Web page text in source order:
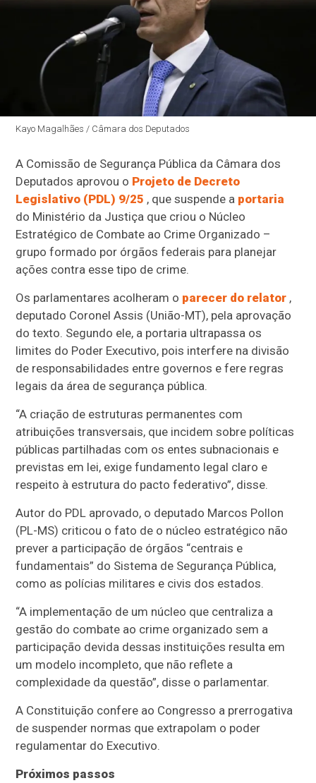
Kayo Magalhães / Câmara dos Deputados
A Comissão de Segurança Pública da Câmara dos
Deputados aprovou o Projeto de Decreto
Legislativo (PDL) 9/25 , que suspende a portaria
do Ministério da Justiça que criou o Núcleo
Estratégico de Combate ao Crime Organizado –
grupo formado por órgãos federais para planejar
ações contra esse tipo de crime.
Os parlamentares acolheram o parecer do relator ,
deputado Coronel Assis (União-MT), pela aprovação
do texto. Segundo ele, a portaria ultrapassa os
limites do Poder Executivo, pois interfere na divisão
de responsabilidades entre governos e fere regras
legais da área de segurança pública.
“A criação de estruturas permanentes com
atribuições transversais, que incidem sobre políticas
públicas partilhadas com os entes subnacionais e
previstas em lei, exige fundamento legal claro e
respeito à estrutura do pacto federativo”, disse.
Autor do PDL aprovado, o deputado Marcos Pollon
(PL-MS) criticou o fato de o núcleo estratégico não
prever a participação de órgãos “centrais e
fundamentais” do Sistema de Segurança Pública,
como as polícias militares e civis dos estados.
“A implementação de um núcleo que centraliza a
gestão do combate ao crime organizado sem a
participação devida dessas instituições resulta em
um modelo incompleto, que não reflete a
complexidade da questão”, disse o parlamentar.
A Constituição confere ao Congresso a prerrogativa
de suspender normas que extrapolam o poder
regulamentar do Executivo.
Próximos passos